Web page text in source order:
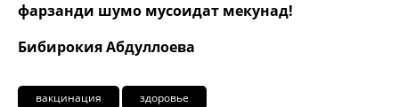
фарзанди шумо мусоидат мекунад!
Бибирокия Абдуллоева
вакцинация здоровье